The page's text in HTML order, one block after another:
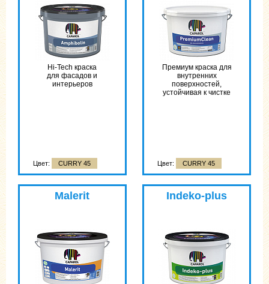
Hi-Tech краска
для фасадов и
интерьеров
Цвет: CURRY 45
Премиум краска для
внутренних
поверхностей,
устойчивая к чистке
Цвет: CURRY 45
Malerit Indeko-plus